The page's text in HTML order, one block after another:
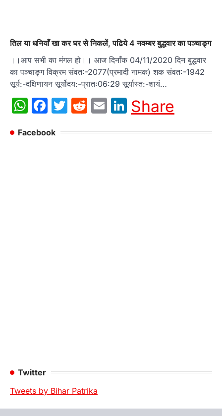
तिल या धनियाँ खा कर घर से निकलें, पढिये 4 नवम्बर बुद्धवार का पञ्चाङ्ग
।।आप सभी का मंगल हो।। आज दिनाँक 04/11/2020 दिन बुद्धवार
का पञ्चाङ्ग विक्रम संवत:-2077(प्रमादी नामक) शक संवत:-1942
सूर्य:-दक्षिणायन सूर्योदय:-प्रातः06:29 सूर्यास्त:-शायं…
WhatsApp
Facebook
Twitter
Reddit
EmailLinkedIn
Share
Facebook
Twitter
Tweets by Bihar Patrika